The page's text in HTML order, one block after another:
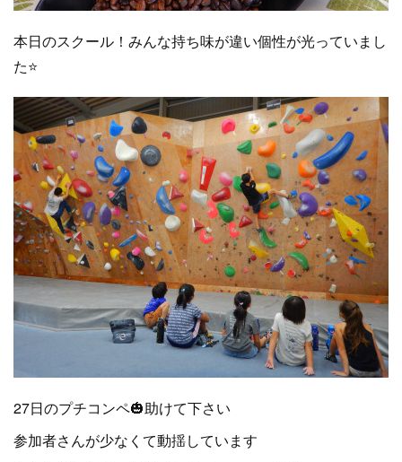
本日のスクール！みんな持ち味が違い個性が光っていまし
た⭐
27日のプチコンペ🎃助けて下さい
参加者さんが少なくて動揺しています